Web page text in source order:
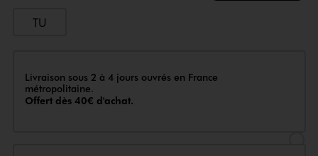
TU
Livraison
Livraison sous 2 à 4 jours ouvrés en France
métropolitaine.
Offert dès 40€ d'achat.